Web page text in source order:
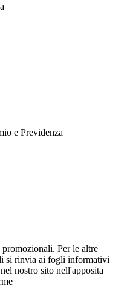
e Previdenza
Per le altre
si rinvia ai fogli informativi
nostro sito nell'apposita